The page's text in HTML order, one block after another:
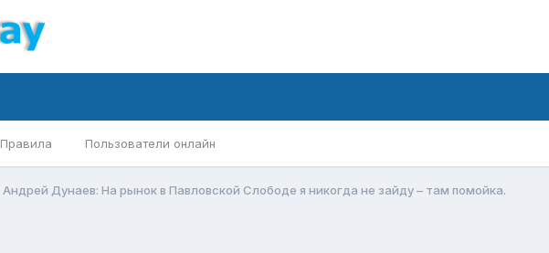
Правила Пользователи онлайн
Андрей Дунаев: На рынок в Павловской Слободе я никогда не зайду – там помойка.